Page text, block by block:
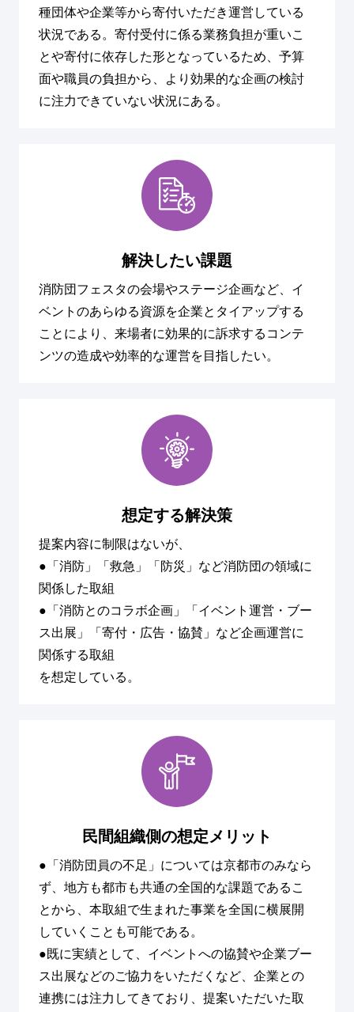
種団体や企業等から寄付いただき運営している
状況である。寄付受付に係る業務負担が重いこ
とや寄付に依存した形となっているため、予算
面や職員の負担から、より効果的な企画の検討
に注力できていない状況にある。
解決したい課題
消防団フェスタの会場やステージ企画など、イ
ベントのあらゆる資源を企業とタイアップする
ことにより、来場者に効果的に訴求するコンテ
ンツの造成や効率的な運営を目指したい。
想定する解決策
提案内容に制限はないが、
●「消防」「救急」「防災」など消防団の領域に
関係した取組
●「消防とのコラボ企画」「イベント運営・ブー
ス出展」「寄付・広告・協賛」など企画運営に
関係する取組
を想定している。
民間組織側の想定メリット
●「消防団員の不足」については京都市のみなら
ず、地方も都市も共通の全国的な課題であるこ
とから、本取組で生まれた事業を全国に横展開
していくことも可能である。
●既に実績として、イベントへの協賛や企業ブー
ス出展などのご協力をいただくなど、企業との
連携には注力してきており、提案いただいた取